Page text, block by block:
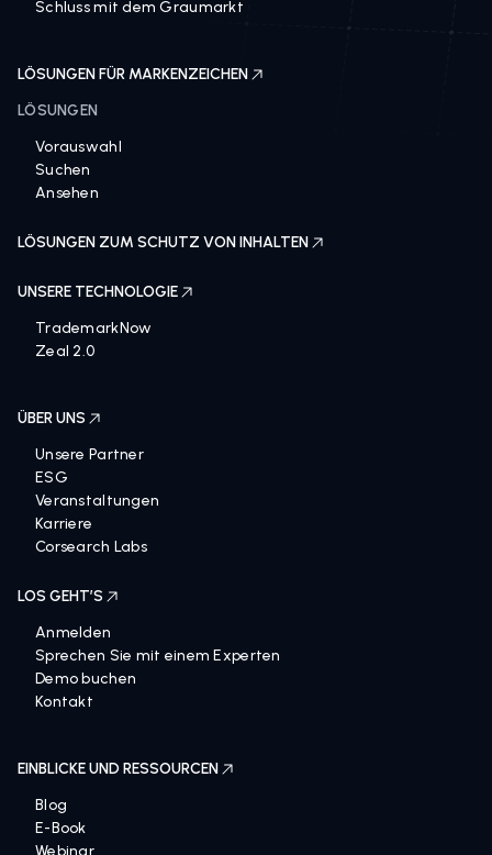
Schluss mit dem Graumarkt
LÖSUNGEN FÜR MARKENZEICHEN
LÖSUNGEN
Vorauswahl
Suchen
Ansehen
LÖSUNGEN ZUM SCHUTZ VON INHALTEN
UNSERE TECHNOLOGIE
TrademarkNow
Zeal 2.0
ÜBER UNS
Unsere Partner
ESG
Veranstaltungen
Karriere
Corsearch Labs
LOS GEHT’S
Anmelden
Sprechen Sie mit einem Experten
Demo buchen
Kontakt
EINBLICKE UND RESSOURCEN
Blog
E-Book